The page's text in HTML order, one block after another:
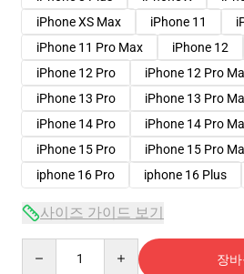
iPhone XS Max
iPhone 11
iPhone 11 Pro Max
iPhone 12
iPhone 12 Pro
iPhone 12 Pro
iPhone 13 Pro
iPhone 13 Pro
iPhone 14 Pro
iPhone 14 Pro
iPhone 15 Pro
iPhone 15 Pro
iphone 16 Pro
iphone 16 Plus
사이즈 가이드 보기
장